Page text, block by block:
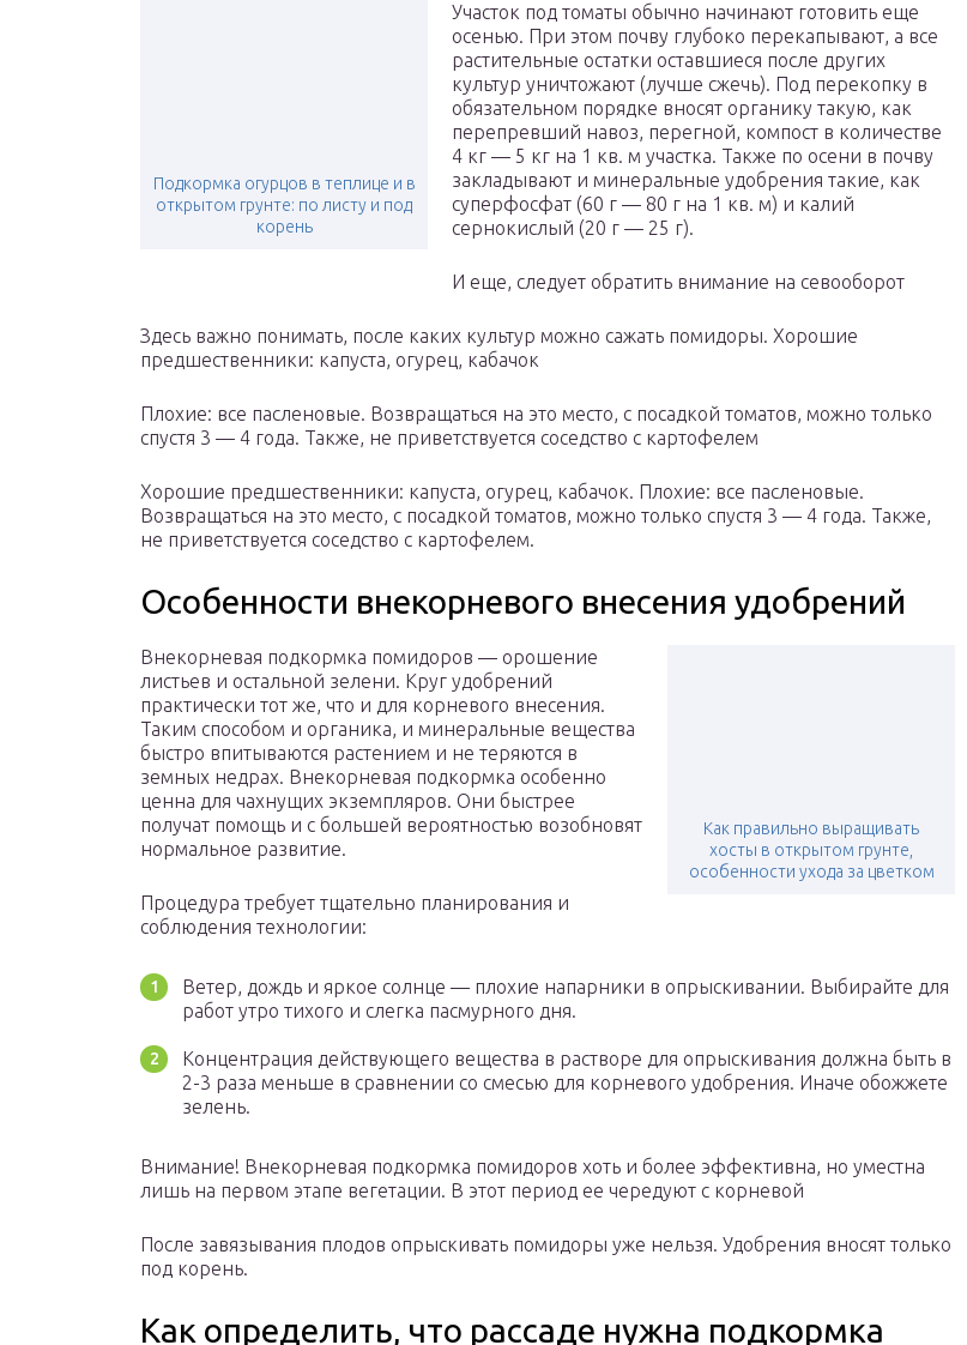
Подкормка огурцов в теплице и в
открытом грунте: по листу и под
корень
Участок под томаты обычно начинают готовить еще
осенью. При этом почву глубоко перекапывают, а все
растительные остатки оставшиеся после других
культур уничтожают (лучше сжечь). Под перекопку в
обязательном порядке вносят органику такую, как
перепревший навоз, перегной, компост в количестве
4 кг — 5 кг на 1 кв. м участка. Также по осени в почву
закладывают и минеральные удобрения такие, как
суперфосфат (60 г — 80 г на 1 кв. м) и калий
сернокислый (20 г — 25 г).
И еще, следует обратить внимание на севооборот
Здесь важно понимать, после каких культур можно сажать помидоры. Хорошие
предшественники: капуста, огурец, кабачок
Плохие: все пасленовые. Возвращаться на это место, с посадкой томатов, можно только
спустя 3 — 4 года. Также, не приветствуется соседство с картофелем
Хорошие предшественники: капуста, огурец, кабачок. Плохие: все пасленовые.
Возвращаться на это место, с посадкой томатов, можно только спустя 3 — 4 года. Также,
не приветствуется соседство с картофелем.
Особенности внекорневого внесения удобрений
Как правильно выращивать
хосты в открытом грунте,
особенности ухода за цветком
Внекорневая подкормка помидоров — орошение
листьев и остальной зелени. Круг удобрений
практически тот же, что и для корневого внесения.
Таким способом и органика, и минеральные вещества
быстро впитываются растением и не теряются в
земных недрах. Внекорневая подкормка особенно
ценна для чахнущих экземпляров. Они быстрее
получат помощь и с большей вероятностью возобновят
нормальное развитие.
Процедура требует тщательно планирования и
соблюдения технологии:
Ветер, дождь и яркое солнце — плохие напарники в опрыскивании. Выбирайте для
работ утро тихого и слегка пасмурного дня.
Концентрация действующего вещества в растворе для опрыскивания должна быть в
2-3 раза меньше в сравнении со смесью для корневого удобрения. Иначе обожжете
зелень.
Внимание! Внекорневая подкормка помидоров хоть и более эффективна, но уместна
лишь на первом этапе вегетации. В этот период ее чередуют с корневой
После завязывания плодов опрыскивать помидоры уже нельзя. Удобрения вносят только
под корень.
Как определить, что рассаде нужна подкормка